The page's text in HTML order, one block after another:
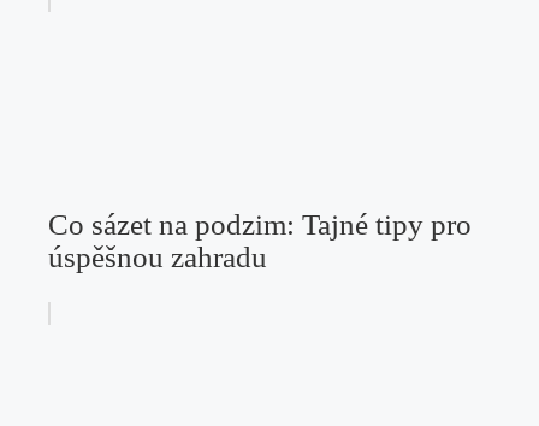
Co sázet na podzim: Tajné tipy pro
úspěšnou zahradu